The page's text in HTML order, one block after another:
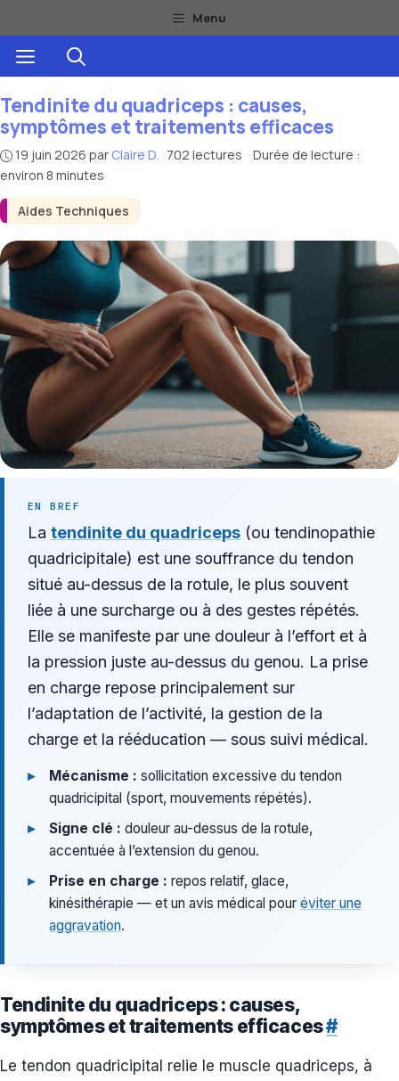
au
contenu
Menu
Menu
Aides Techniques
Tendinite du quadriceps : causes,
symptômes et traitements efficaces
19 juin 2026 par Claire D. · 702 lectures · Durée de lecture :
environ 8 minutes
EN BREF
La tendinite du quadriceps (ou tendinopathie
quadricipitale) est une souffrance du tendon
situé au-dessus de la rotule, le plus souvent
liée à une surcharge ou à des gestes répétés.
Elle se manifeste par une douleur à l’effort et à
la pression juste au-dessus du genou. La prise
en charge repose principalement sur
l’adaptation de l’activité, la gestion de la
charge et la rééducation — sous suivi médical.
Mécanisme : sollicitation excessive du tendon
quadricipital (sport, mouvements répétés).
Signe clé : douleur au-dessus de la rotule,
accentuée à l’extension du genou.
Prise en charge : repos relatif, glace,
kinésithérapie — et un avis médical pour éviter une
aggravation.
Tendinite du quadriceps : causes,
symptômes et traitements efficaces#
Le tendon quadricipital relie le muscle quadriceps, à